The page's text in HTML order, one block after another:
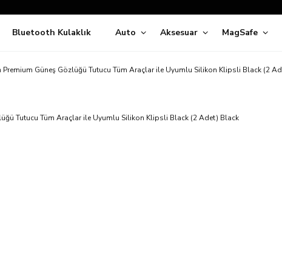
Siparişleriniz
5 İş Günü İçerisinde Kargoda!
Kapıda Ödeme Kolaylığı, Kredi Kartı ile Taksitli Hızlı ve Güvenli
Süper İndirimli Fiyatlar
Bluetooth Kulaklık Auto Aksesuar MagSafe
Premium Güneş Gözlüğü Tutucu Tüm Araçlar ile Uyumlu Silikon Klipsli Black (2